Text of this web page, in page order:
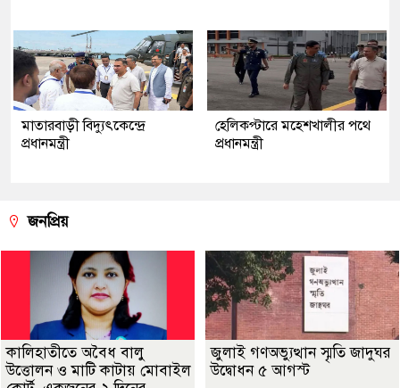
মাতারবাড়ী বিদ্যুৎকেন্দ্রে
প্রধানমন্ত্রী
হেলিকপ্টারে মহেশখালীর পথে
প্রধানমন্ত্রী
জনপ্রিয়
কালিহাতীতে অবৈধ বালু
উত্তোলন ও মাটি কাটায় মোবাইল
জুলাই গণঅভ্যুত্থান স্মৃতি জাদুঘর
উদ্বোধন ৫ আগস্ট